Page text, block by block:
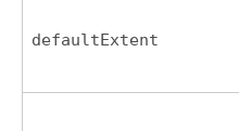
defaultExtent